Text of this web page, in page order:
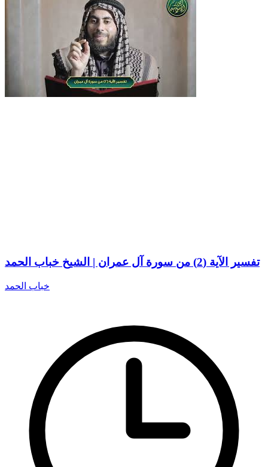
تفسير الآية (2) من سورة آل عمران | الشيخ خباب الحمد
خباب الحمد